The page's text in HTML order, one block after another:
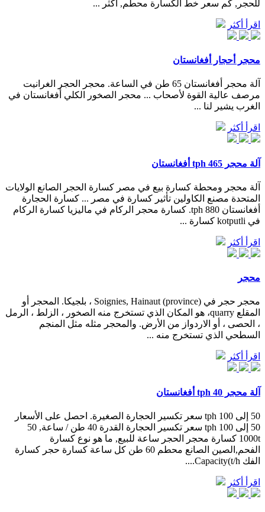
للحجر, كم سعر خط الكسارة محطم, أكثر ...
اقرأ أكثر
محجر أحجار أفغانستان
آلة محجر أفغانستان 65 طن في الساعة. محجر الحجر الغرانيت
مرصف عالية القوة لأصحاب ... محجر الصخور الكلي أفغانستان في
الغرب يشير لنا ...
اقرأ أكثر
آلة محجر 465 tph أفغانستان
آلة محجر ومحطة كسارة بيع في مصر كسارة الحجر الصانع الولايات
المتحدة مصنع الكاولين تأثير كسارة في مصر ... كسارة الحجارة
أفغانستان 880 tph. كسارة محجر الركام في ماليزيا كسارة الركام
في kotputli كسارة ...
اقرأ أكثر
محجر
محجر حجر في Soignies, Hainaut (province) ، بلجيكا. المحجر أو
المقلع quarry، هو المكان الذي تستخرج منه الصخور ، الزلط ، الرمل
، الحصى ، أو الاردواز من الأرض. والمحجر مثله مثل المنجم
السطحي الذي تستخرج منه ...
اقرأ أكثر
آلة محجر 40 tph أفغانستان
50 إلى 100 tph سعر تكسير الحجارة الصغيرة. احصل على الأسعار
50 إلى 100 tph سعر تكسير الحجارة القدرة 40 طن / ساعة, 50
1000t كسارة محجر الحجر ساعة للبيع, ما هو نوع كسارة
الفحم,الصين الصانع محطم 60 طن كل ساعة كسارة حجر كسارة
الفك Capacity(t/h....
اقرأ أكثر